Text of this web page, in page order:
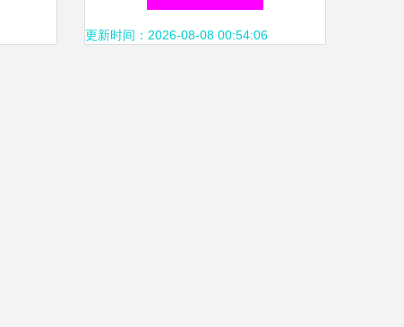
更新时间：2026-08-08 00:54:06